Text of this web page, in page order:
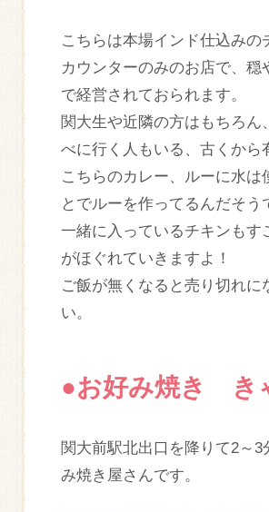
こちらは本場インド仕込み
カウンターのみのお店で、
で経営されておられます。
関大生や近隣の方はもちろ
べに行く人もいる、古くから
こちらのカレー、ルーに水
とでルーを作ってるんだそう
一緒に入っているチキンも
がほぐれていきますよ！
ご飯が無くなると売り切れ
い。
●お好み焼き き
関大前駅北出口を降りて2～
み焼き屋さんです。